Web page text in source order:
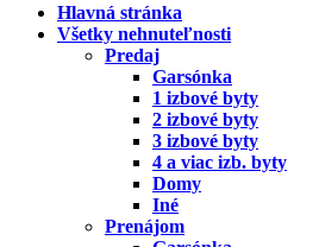
Hlavná stránka
Všetky nehnuteľnosti
Predaj
Garsónka
1 izbové byty
2 izbové byty
3 izbové byty
4 a viac izb. byty
Domy
Iné
Prenájom